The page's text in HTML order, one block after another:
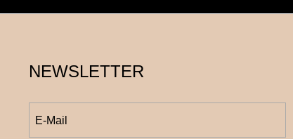
NEWSLETTER